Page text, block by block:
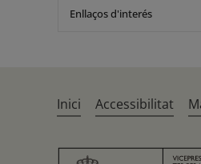
Enllaços d'interés
Inici Accessibilitat